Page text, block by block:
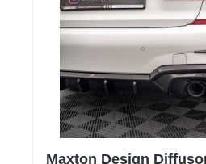
Maxton Design